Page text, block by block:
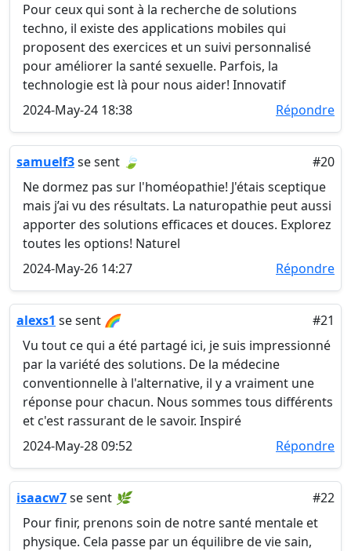
Pour ceux qui sont à la recherche de solutions
techno, il existe des applications mobiles qui
proposent des exercices et un suivi personnalisé
pour améliorer la santé sexuelle. Parfois, la
technologie est là pour nous aider! Innovatif
2024-May-24 18:38
Répondre
samuelf3se sent 🍃
#20
Ne dormez pas sur l'homéopathie! J'étais sceptique
mais j’ai vu des résultats. La naturopathie peut aussi
apporter des solutions efficaces et douces. Explorez
toutes les options! Naturel
2024-May-26 14:27
Répondre
alexs1 se sent 🌈
#21
Vu tout ce qui a été partagé ici, je suis impressionné
par la variété des solutions. De la médecine
conventionnelle à l'alternative, il y a vraiment une
réponse pour chacun. Nous sommes tous différents
et c'est rassurant de le savoir. Inspiré
2024-May-28 09:52
Répondre
isaacw7se sent 🌿
#22
Pour finir, prenons soin de notre santé mentale et
physique. Cela passe par un équilibre de vie sain,